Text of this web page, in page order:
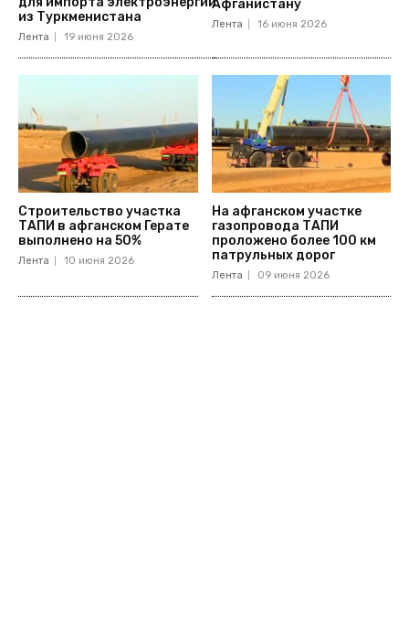
из Туркменистана
Лента 19 июня 2026
Афганистану
Лента 16 июня 2026
Строительство участка
ТАПИ в афганском Герате
выполнено на 50%
Лента 10 июня 2026
На афганском участке
газопровода ТАПИ
проложено более 100 км
патрульных дорог
Лента 09 июня 2026